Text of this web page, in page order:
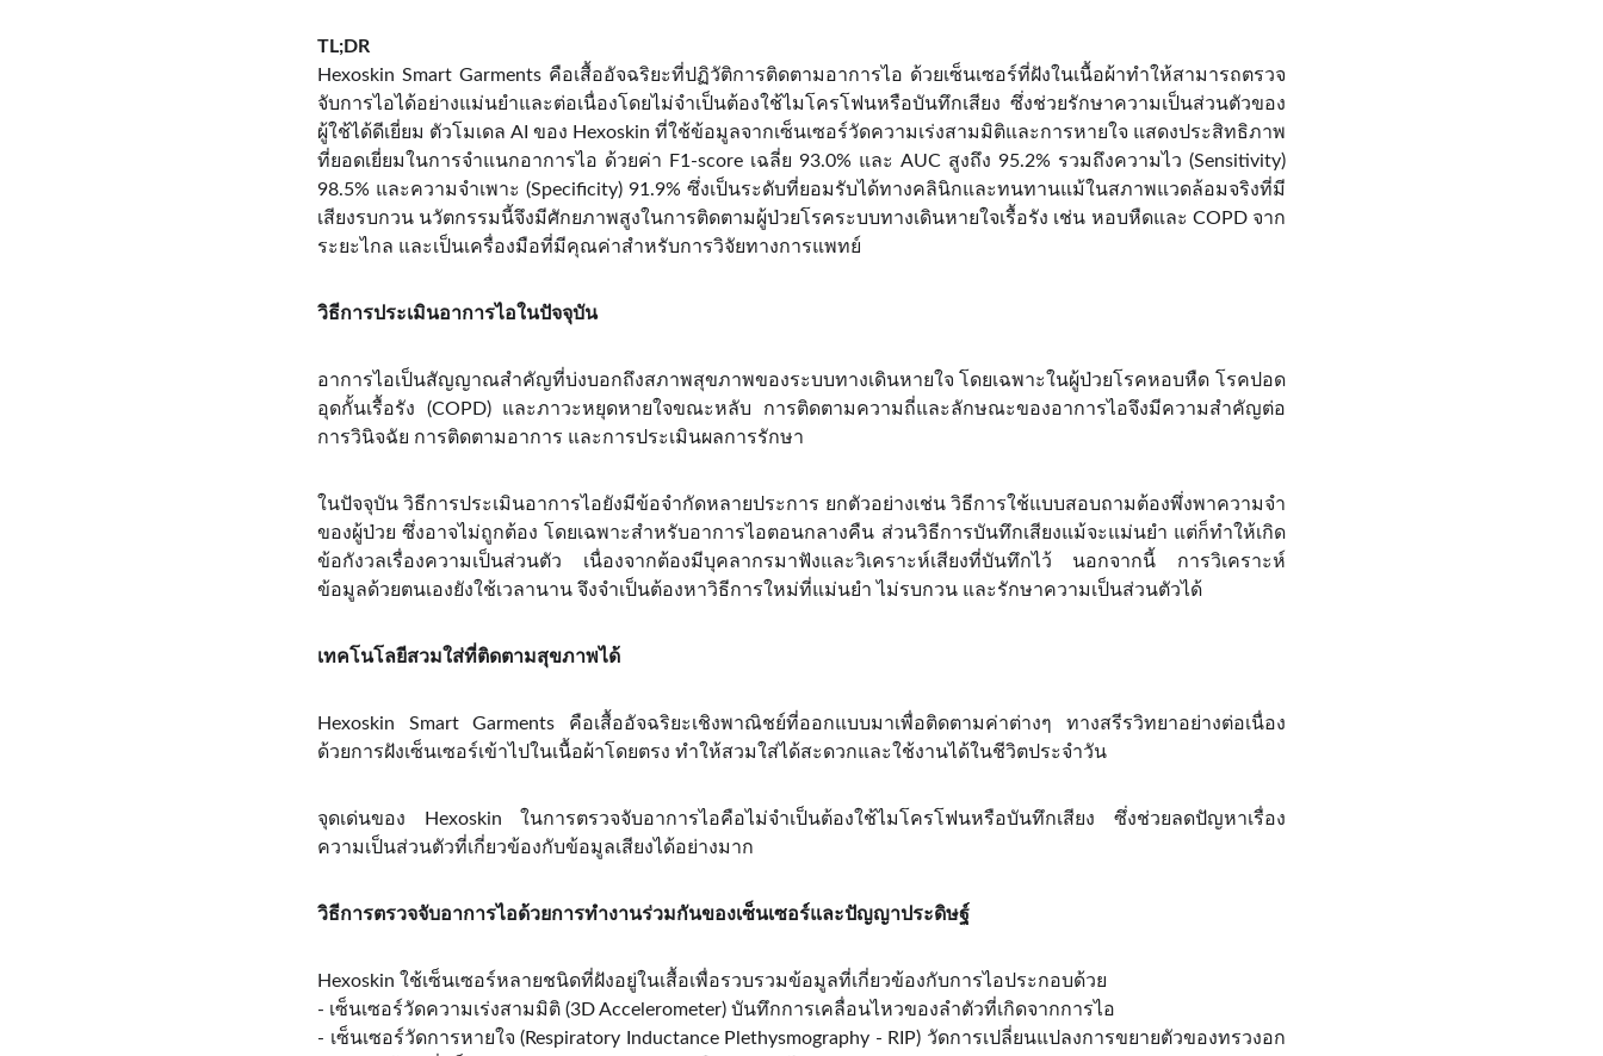
TL;DR
Hexoskin Smart Garments คือเสื้ออัจฉริยะที่ปฏิวัติการติดตามอาการไอ ด้วยเซ็นเซอร์ที่ฝังในเนื้อผ้าทำให้สามารถตรวจ
จับการไอได้อย่างแม่นยำและต่อเนื่องโดยไม่จำเป็นต้องใช้ไมโครโฟนหรือบันทึกเสียง ซึ่งช่วยรักษาความเป็นส่วนตัวของ
ผู้ใช้ได้ดีเยี่ยม ตัวโมเดล AI ของ Hexoskin ที่ใช้ข้อมูลจากเซ็นเซอร์วัดความเร่งสามมิติและการหายใจ แสดงประสิทธิภาพ
ที่ยอดเยี่ยมในการจำแนกอาการไอ ด้วยค่า F1-score เฉลี่ย 93.0% และ AUC สูงถึง 95.2% รวมถึงความไว (Sensitivity)
98.5% และความจำเพาะ (Specificity) 91.9% ซึ่งเป็นระดับที่ยอมรับได้ทางคลินิกและทนทานแม้ในสภาพแวดล้อมจริงที่มี
เสียงรบกวน นวัตกรรมนี้จึงมีศักยภาพสูงในการติดตามผู้ป่วยโรคระบบทางเดินหายใจเรื้อรัง เช่น หอบหืดและ COPD จาก
ระยะไกล และเป็นเครื่องมือที่มีคุณค่าสำหรับการวิจัยทางการแพทย์
วิธีการประเมินอาการไอในปัจจุบัน
อาการไอเป็นสัญญาณสำคัญที่บ่งบอกถึงสภาพสุขภาพของระบบทางเดินหายใจ โดยเฉพาะในผู้ป่วยโรคหอบหืด โรคปอด
อุดกั้นเรื้อรัง (COPD) และภาวะหยุดหายใจขณะหลับ การติดตามความถี่และลักษณะของอาการไอจึงมีความสำคัญต่อ
การวินิจฉัย การติดตามอาการ และการประเมินผลการรักษา
ในปัจจุบัน วิธีการประเมินอาการไอยังมีข้อจำกัดหลายประการ ยกตัวอย่างเช่น วิธีการใช้แบบสอบถามต้องพึ่งพาความจำ
ของผู้ป่วย ซึ่งอาจไม่ถูกต้อง โดยเฉพาะสำหรับอาการไอตอนกลางคืน ส่วนวิธีการบันทึกเสียงแม้จะแม่นยำ แต่ก็ทำให้เกิด
ข้อกังวลเรื่องความเป็นส่วนตัว เนื่องจากต้องมีบุคลากรมาฟังและวิเคราะห์เสียงที่บันทึกไว้ นอกจากนี้ การวิเคราะห์
ข้อมูลด้วยตนเองยังใช้เวลานาน จึงจำเป็นต้องหาวิธีการใหม่ที่แม่นยำ ไม่รบกวน และรักษาความเป็นส่วนตัวได้
เทคโนโลยีสวมใส่ที่ติดตามสุขภาพได้
Hexoskin Smart Garments คือเสื้ออัจฉริยะเชิงพาณิชย์ที่ออกแบบมาเพื่อติดตามค่าต่างๆ ทางสรีรวิทยาอย่างต่อเนื่อง
ด้วยการฝังเซ็นเซอร์เข้าไปในเนื้อผ้าโดยตรง ทำให้สวมใส่ได้สะดวกและใช้งานได้ในชีวิตประจำวัน
จุดเด่นของ Hexoskin ในการตรวจจับอาการไอคือไม่จำเป็นต้องใช้ไมโครโฟนหรือบันทึกเสียง ซึ่งช่วยลดปัญหาเรื่อง
ความเป็นส่วนตัวที่เกี่ยวข้องกับข้อมูลเสียงได้อย่างมาก
วิธีการตรวจจับอาการไอด้วยการทำงานร่วมกันของเซ็นเซอร์และปัญญาประดิษฐ์
Hexoskin ใช้เซ็นเซอร์หลายชนิดที่ฝังอยู่ในเสื้อเพื่อรวบรวมข้อมูลที่เกี่ยวข้องกับการไอประกอบด้วย
- เซ็นเซอร์วัดความเร่งสามมิติ (3D Accelerometer) บันทึกการเคลื่อนไหวของลำตัวที่เกิดจากการไอ
- เซ็นเซอร์วัดการหายใจ (Respiratory Inductance Plethysmography - RIP) วัดการเปลี่ยนแปลงการขยายตัวของทรวงอก